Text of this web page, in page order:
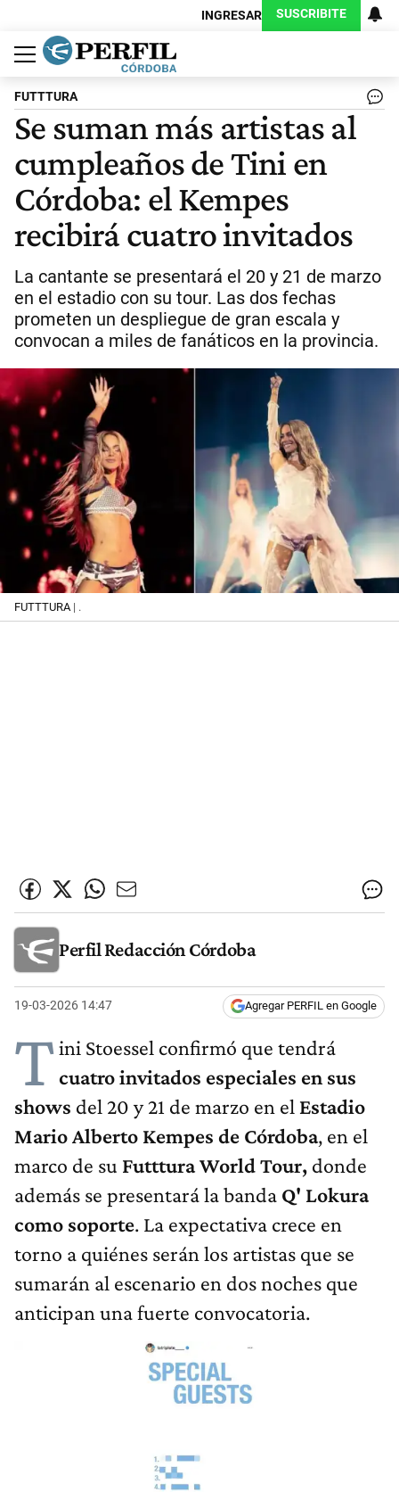
INGRESAR SUSCRIBITE
Política
Economía
Judiciales
Sociedad
Cultura
Espectáculos
Deportes
Protagonistas
FUTTTURA
Se suman más artistas al
cumpleaños de Tini en
Córdoba: el Kempes
recibirá cuatro invitados
La cantante se presentará el 20 y 21 de marzo
en el estadio con su tour. Las dos fechas
prometen un despliegue de gran escala y
convocan a miles de fanáticos en la provincia.
FUTTTURA | .
Perfil Redacción Córdoba
19-03-2026 14:47 Agregar PERFIL en Google
Tini Stoessel confirmó que tendrá
cuatro invitados especiales en sus
shows del 20 y 21 de marzo en el Estadio
Mario Alberto Kempes de Córdoba, en el
marco de su Futttura World Tour, donde
además se presentará la banda Q' Lokura
como soporte. La expectativa crece en
torno a quiénes serán los artistas que se
sumarán al escenario en dos noches que
anticipan una fuerte convocatoria.